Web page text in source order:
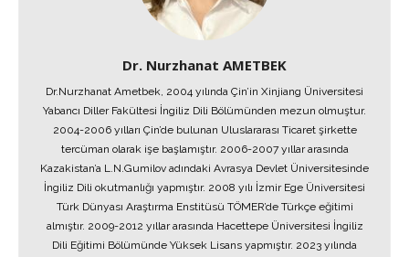
Dr. Nurzhanat AMETBEK
Dr.Nurzhanat Ametbek, 2004 yılında Çin’in Xinjiang Üniversitesi
Yabancı Diller Fakültesi İngiliz Dili Bölümünden mezun olmuştur.
2004-2006 yılları Çin’de bulunan Uluslararası Ticaret şirkette
tercüman olarak işe başlamıştır. 2006-2007 yıllar arasında
Kazakistan’a L.N.Gumilov adındaki Avrasya Devlet Üniversitesinde
İngiliz Dili okutmanlığı yapmıştır. 2008 yılı İzmir Ege Üniversitesi
Türk Dünyası Araştırma Enstitüsü TÖMER’de Türkçe eğitimi
almıştır. 2009-2012 yıllar arasında Hacettepe Üniversitesi İngiliz
Dili Eğitimi Bölümünde Yüksek Lisans yapmıştır. 2023 yılında